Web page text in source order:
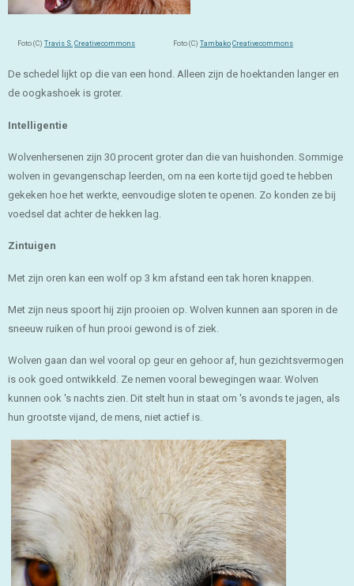
Foto (C) Travis S. Creativecommons Foto (C) Tambako Creativecommons
De schedel lijkt op die van een hond. Alleen zijn de hoektanden langer en
de oogkashoek is groter.
Intelligentie
Wolvenhersenen zijn 30 procent groter dan die van huishonden. Sommige
wolven in gevangenschap leerden, om na een korte tijd goed te hebben
gekeken hoe het werkte, eenvoudige sloten te openen. Zo konden ze bij
voedsel dat achter de hekken lag.
Zintuigen
Met zijn oren kan een wolf op 3 km afstand een tak horen knappen.
Met zijn neus spoort hij zijn prooien op. Wolven kunnen aan sporen in de
sneeuw ruiken of hun prooi gewond is of ziek.
Wolven gaan dan wel vooral op geur en gehoor af, hun gezichtsvermogen
is ook goed ontwikkeld. Ze nemen vooral bewegingen waar. Wolven
kunnen ook 's nachts zien. Dit stelt hun in staat om 's avonds te jagen, als
hun grootste vijand, de mens, niet actief is.